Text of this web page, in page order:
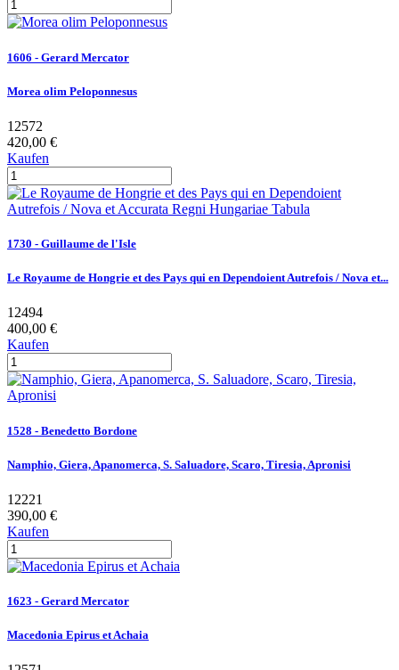
1606 - Gerard Mercator
Morea olim Peloponnesus
12572
420,00 €
Kaufen
1730 - Guillaume de l'Isle
Le Royaume de Hongrie et des Pays qui en Dependoient Autrefois / Nova et...
12494
400,00 €
Kaufen
1528 - Benedetto Bordone
Namphio, Giera, Apanomerca, S. Saluadore, Scaro, Tiresia, Apronisi
12221
390,00 €
Kaufen
1623 - Gerard Mercator
Macedonia Epirus et Achaia